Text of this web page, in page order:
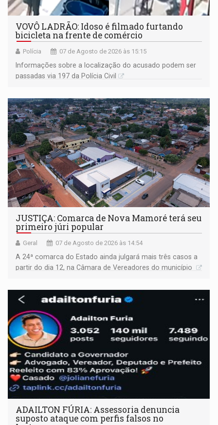
VOVÔ LADRÃO: Idoso é filmado furtando
bicicleta na frente de comércio
Polícia 07 de Agosto de 2026 às 15:15
Informações sobre a localização do acusado podem ser
passadas via 197 da Polícia Civil
JUSTIÇA: Comarca de Nova Mamoré terá seu
primeiro júri popular
Geral 07 de Agosto de 2026 às 14:54
A 24ª comarca do Estado ainda julgará mais três casos a
partir do dia 12, na Câmara de Vereadores do município
ADAILTON FÚRIA: Assessoria denuncia
suposto ataque com perfis falsos no